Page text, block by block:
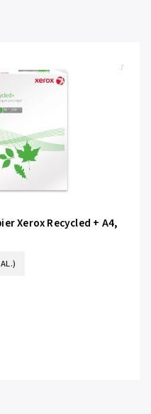
Xerox Recycled + A4,
PA001037